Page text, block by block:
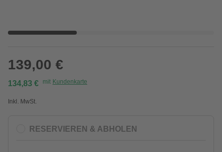
139,00 €
134,83 € mit Kundenkarte
Inkl. MwSt.
RESERVIEREN & ABHOLEN